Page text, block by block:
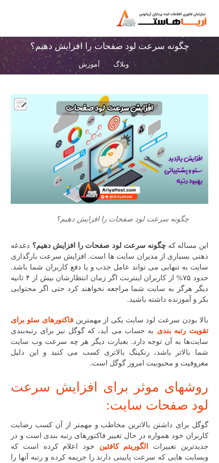
چگونه سرعت لود صفحات را افزایش دهیم؟
وبلاگ آموزش
چگونه سرعت لود صفحات را افزایش دهیم؟
این مساله که چگونه سرعت لود صفحات را افزایش دهیم؟ دغدغه
ذهنی بسیاری از مدیران سایت ها است. افزایش سرعت بارگذاری
سایت به تنهایی می تواند عامل جذب و یا دفع کاربران شما باشد.
حدود ۷۵% از کاربران اینترنت اگر زمان انتظارشان بیش از ۴ ثانیه
دیگر هرگز به سایت شما مراجعه نخواهند کرد حتی اگر محتوایی
بکر و آموزنده داشته باشید.
بالا بودن سرعت لود سایت یکی از مهمترینفاکتورهای سئو برای
تقویت رتبه بندی به حساب می آید، که گوگل نیز برای رتبه‌بندی
سایت‌ها به آن توجه دارد. بعبارت دیگر هر چه سرعت وب سایت
شما بالاتر باشد، رنکینگ بالاتری کسب می کنید و این دلیل
معروفیت و محبوبیت امروز گوگل است.
روشهای موثر برای افزایش سرعت
لود صفحات سایت:
گوگل برای داشتن بالاترین مخاطب و مهمتر از آن کسب رضایت
کاربران خود همواره در حال تغییر فاکتورهای رتبه بندی است و در
جدیدترین تغییرات الگوریتم کافئین خود اعلام کرده است که
وبسایت هایی که سرعت پایینی دارند را جریمه کرده و رتبه آنها را